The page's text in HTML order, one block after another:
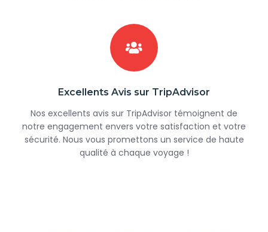
Excellents Avis sur TripAdvisor
Nos excellents avis sur TripAdvisor témoignent de
notre engagement envers votre satisfaction et votre
sécurité. Nous vous promettons un service de haute
qualité à chaque voyage !